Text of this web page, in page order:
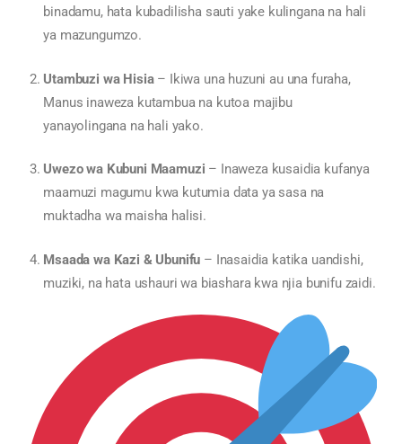
binadamu, hata kubadilisha sauti yake kulingana na hali
ya mazungumzo.
Utambuzi wa Hisia– Ikiwa una huzuni au una furaha,
Manus inaweza kutambua na kutoa majibu
yanayolingana na hali yako.
Uwezo wa Kubuni Maamuzi – Inaweza kusaidia kufanya
maamuzi magumu kwa kutumia data ya sasa na
muktadha wa maisha halisi.
Msaada wa Kazi & Ubunifu – Inasaidia katika uandishi,
muziki, na hata ushauri wa biashara kwa njia bunifu zaidi.